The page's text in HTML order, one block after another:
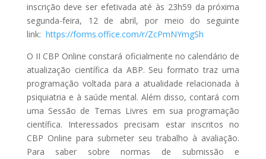
inscrição deve ser efetivada até às 23h59 da próxima
segunda-feira, 12 de abril, por meio do seguinte
link: https://forms.office.com/r/ZcPmNYmgSh
O II CBP Online constará oficialmente no calendário de
atualização científica da ABP. Seu formato traz uma
programação voltada para a atualidade relacionada à
psiquiatria e à saúde mental. Além disso, contará com
uma Sessão de Temas Livres em sua programação
científica. Interessados precisam estar inscritos no
CBP Online para submeter seu trabalho à avaliação.
Para saber sobre normas de submissão e